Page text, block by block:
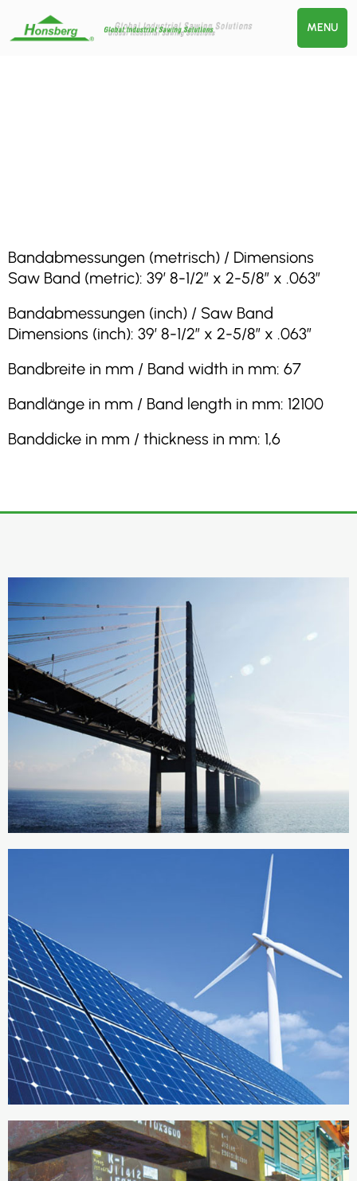
MENU
Bandabmessungen (metrisch) / Dimensions
Saw Band (metric): 39′ 8-1/2″ x 2-5/8″ x .063″
Bandabmessungen (inch) / Saw Band
Dimensions (inch): 39′ 8-1/2″ x 2-5/8″ x .063″
Bandbreite in mm / Band width in mm: 67
Bandlänge in mm / Band length in mm: 12100
Banddicke in mm / thickness in mm: 1,6